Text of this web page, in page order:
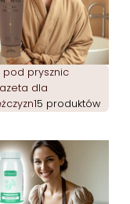
pod prysznic
dla
15 produktów